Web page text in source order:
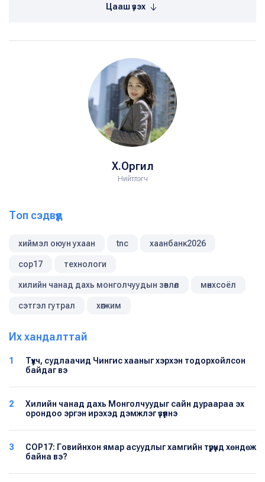
Цааш үзэх
Х.Оргил
Нийтлэгч
Топ сэдвүүд
хиймэл оюун ухаан tnc хаанбанк2026
cop17 технологи
хилийн чанад дахь монголчуудын зөвлөл мөнхсоёл
сэтгэл гутрал хөгжим
Их хандалттай
1
Түүхч, судлаачид Чингис хааныг хэрхэн тодорхойлсон
байдаг вэ
2
Хилийн чанад дахь Монголчуудыг сайн дураараа эх
орондоо эргэн ирэхэд дэмжлэг үзүүлнэ
3
COP17: Говийнхон ямар асуудлыг хамгийн түрүүнд хөндөж
байна вэ?